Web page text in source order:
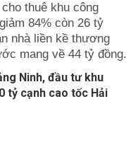
thuê khu công
84% còn 26 tỷ
nhà liền kề thương
mang về 44 tỷ đồng.
Ninh, đầu tư khu
tỷ cạnh cao tốc Hải